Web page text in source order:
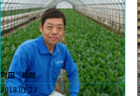
町田 和哉
2018.01.23